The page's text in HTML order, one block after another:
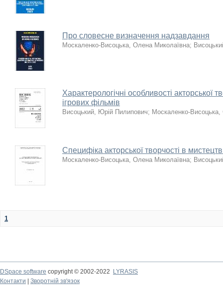
Про словесне визначення надзавдання
Москаленко-Висоцька, Олена Миколаївна;
Характерологічні особливості акторської
ігрових фільмів
Висоцький, Юрій Пилипович; Москаленко-
Специфіка акторської творчості в
Москаленко-Висоцька, Олена Миколаївна;
1
DSpace software copyright © 2002-2022
LYRASIS
Контакти
Зворотній зв'язок